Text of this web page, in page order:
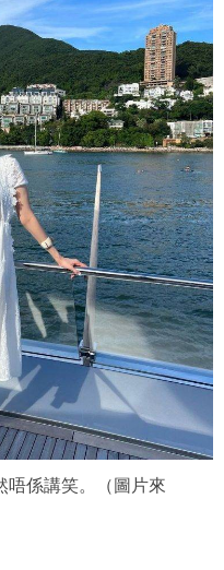
唔係講笑。（圖片來